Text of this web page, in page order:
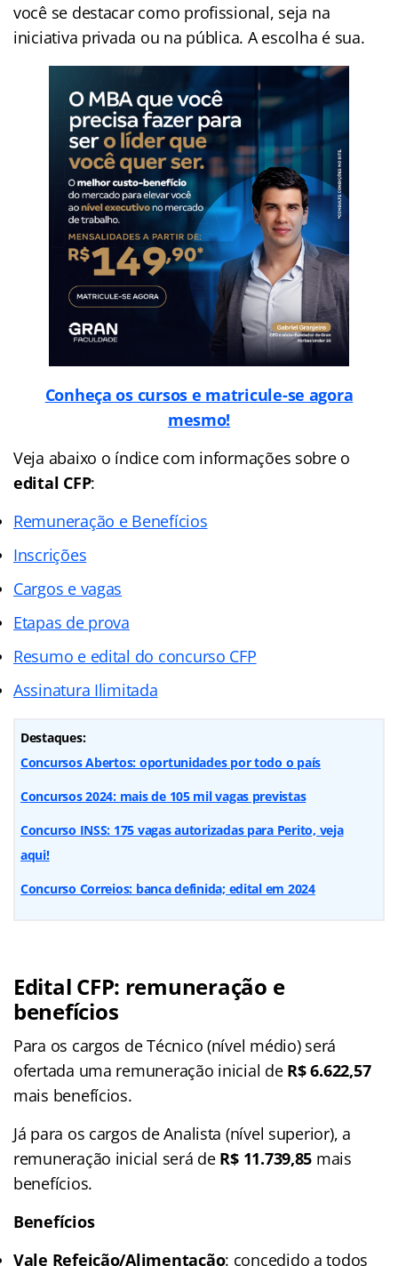
você se destacar como profissional, seja na
iniciativa privada ou na pública. A escolha é sua.
Conheça os cursos e matricule-se agora
mesmo!
Veja abaixo o índicecom informações sobre o
edital CFP:
Remuneração e Benefícios
Inscrições
Cargos e vagas
Etapas de prova
Resumo e edital do concurso CFP
Assinatura Ilimitada
Destaques:
Concursos Abertos: oportunidades por todo o país
Concursos 2024: mais de 105 mil vagas previstas
Concurso INSS: 175 vagas autorizadas para Perito, veja
aqui!
Concurso Correios: banca definida; edital em 2024
Edital CFP: remuneração e
benefícios
Para os cargos de Técnico (nível médio) será
ofertada uma remuneração inicial de R$ 6.622,57
mais benefícios.
Já para os cargos de Analista (nível superior), a
remuneração inicial será de R$ 11.739,85 mais
benefícios.
Benefícios
Vale Refeição/Alimentação: concedido a todos